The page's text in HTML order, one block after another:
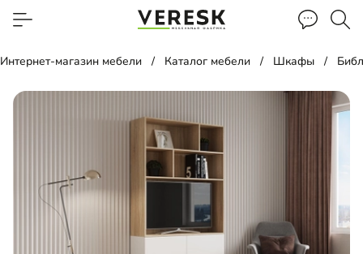
Интернет-магазин мебели Каталог мебели Шкафы